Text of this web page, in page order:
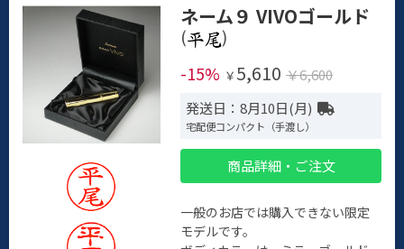
ネーム９ VIVOゴールド
(
)
-15% ￥ 5,610 ￥6,600
発送日：8月10日(月)
宅配便コンパクト（手渡し）
商品詳細・ご注文
一般のお店では購入できない限定
モデルです。